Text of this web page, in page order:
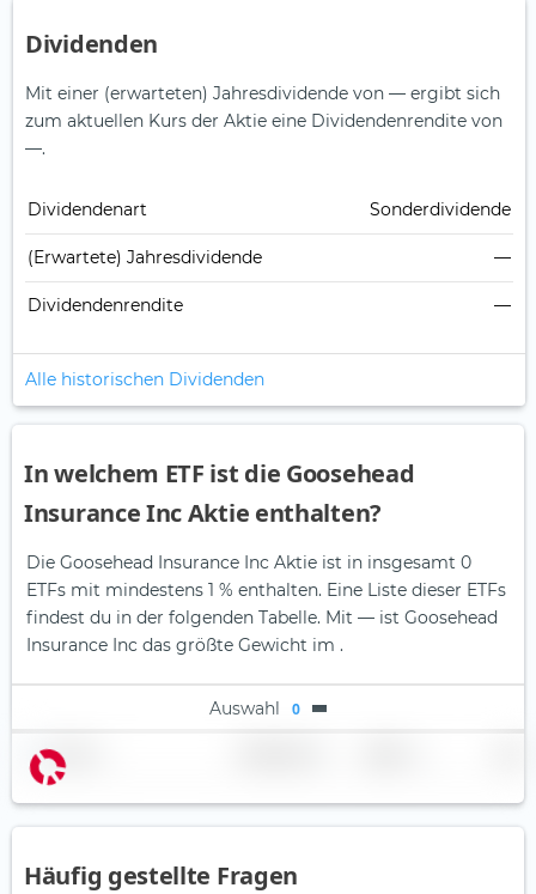
Dividenden
Mit einer (erwarteten) Jahresdividende von — ergibt sich
zum aktuellen Kurs der Aktie eine Dividendenrendite von
—.
Dividendenart Sonderdividende
(Erwartete) Jahresdividende —
Dividendenrendite —
Alle historischen Dividenden
In welchem ETF ist die Goosehead
Insurance Inc Aktie enthalten?
Die Goosehead Insurance Inc Aktie ist in insgesamt 0
ETFs mit mindestens 1 % enthalten. Eine Liste dieser ETFs
findest du in der folgenden Tabelle. Mit — ist Goosehead
Insurance Inc das größte Gewicht im .
Auswahl 0
Name
Häufig gestellte Fragen